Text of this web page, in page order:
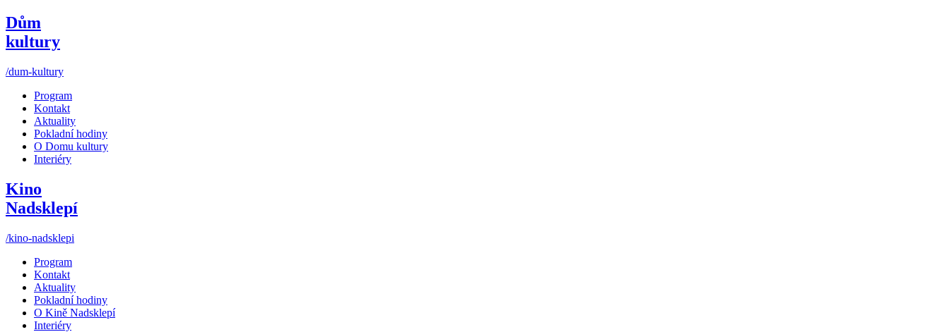
Dům
kultury
/dum-kultury
Program
Kontakt
Aktuality
Pokladní hodiny
O Domu kultury
Interiéry
Kino
Nadsklepí
/kino-nadsklepi
Program
Kontakt
Aktuality
Pokladní hodiny
O Kině Nadsklepí
Interiéry